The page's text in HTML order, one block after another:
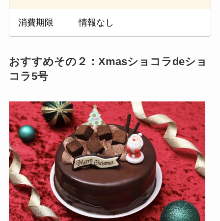
消費期限 情報なし
おすすめその２：Xmasショコラdeショ
コラ5号